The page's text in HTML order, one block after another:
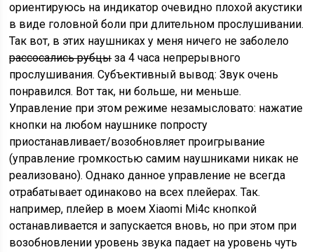
ориентируюсь на индикатор очевидно плохой акустики
в виде головной боли при длительном прослушивании.
Так вот, в этих наушниках у меня ничего не заболело
рассосались рубцыза 4 часа непрерывного
прослушивания. Субъективный вывод: Звук очень
понравился. Вот так, ни больше, ни меньше.
Управление при этом режиме незамысловато: нажатие
кнопки на любом наушнике попросту
приостанавливает/возобновляет проигрывание
(управление громкостью самим наушниками никак не
реализовано). Однако данное управление не всегда
отрабатывает одинаково на всех плейерах. Так.
например, плейер в моем Xiaomi Mi4c кнопкой
останавливается и запускается вновь, но при этом при
возобновлении уровень звука падает на уровень чуть